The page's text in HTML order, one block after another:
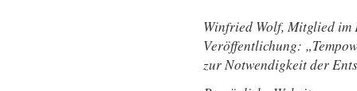
Winfried Wolf, Mitglied
Veröffentlichung:
zur Notwendigkeit der